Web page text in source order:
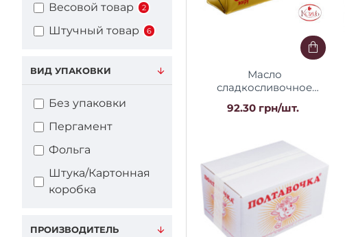
Весовой товар 2
Штучный товар 6
ВИД УПАКОВКИ
Без упаковки
Пергамент
Фольга
Штука/Картонная
коробка
ПРОИЗВОДИТЕЛЬ
Масло
сладкосливочное
экстра 83% жира ДСТУ
180 г. / 20 шт ТМ Козуб
92.30 грн/шт.